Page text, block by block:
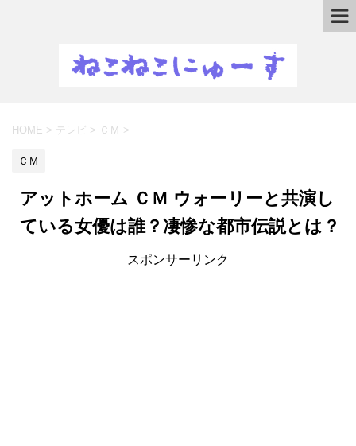
HOME > テレビ > ＣＭ >
ＣＭ
アットホーム ＣＭ ウォーリーと共演し
ている女優は誰？凄惨な都市伝説とは？
スポンサーリンク